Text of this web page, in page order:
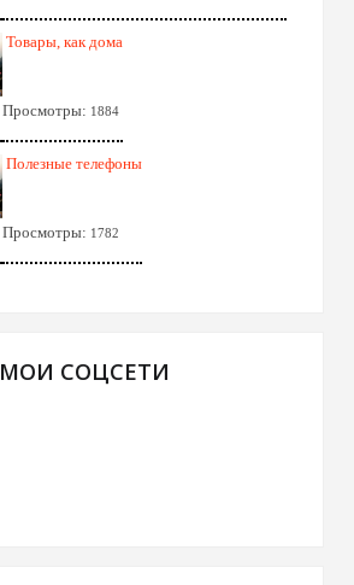
Товары, как дома
Просмотры: 1884
Полезные телефоны
Просмотры: 1782
МОИ СОЦСЕТИ